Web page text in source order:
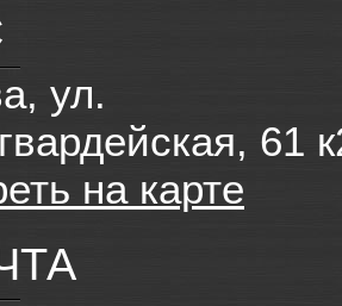
ул.
61
на карте